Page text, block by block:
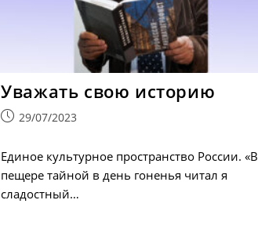
Уважать свою историю
Запись29/07/2023
Единое культурное пространство России. «В
пещере тайной в день гоненья читал я
сладостный…